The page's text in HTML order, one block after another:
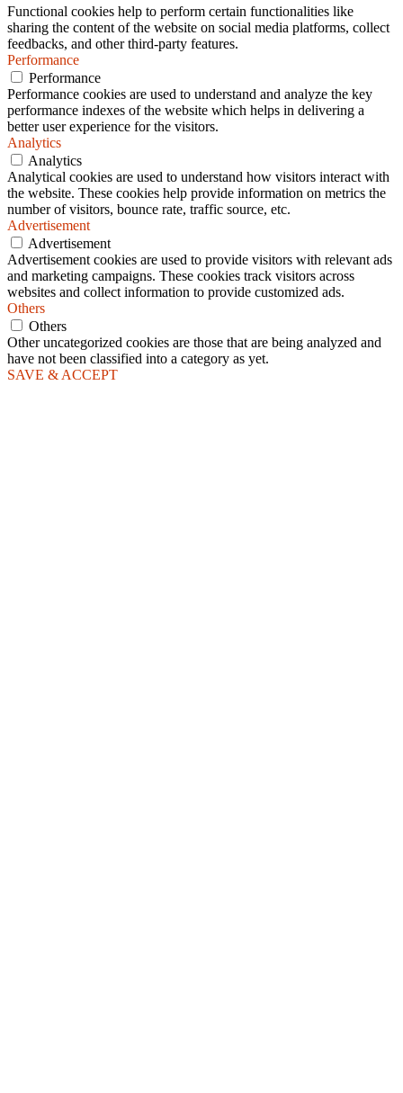
Functional cookies help to perform certain functionalities like
sharing the content of the website on social media platforms, collect
feedbacks, and other third-party features.
Performance
Performance
Performance cookies are used to understand and analyze the key
performance indexes of the website which helps in delivering a
better user experience for the visitors.
Analytics
Analytics
Analytical cookies are used to understand how visitors interact with
the website. These cookies help provide information on metrics the
number of visitors, bounce rate, traffic source, etc.
Advertisement
Advertisement
Advertisement cookies are used to provide visitors with relevant ads
and marketing campaigns. These cookies track visitors across
websites and collect information to provide customized ads.
Others
Others
Other uncategorized cookies are those that are being analyzed and
have not been classified into a category as yet.
SAVE & ACCEPT